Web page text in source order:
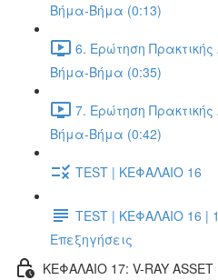
Βήμα-Βήμα (0:13)
6. Ερώτηση
Βήμα-Βήμα (0:35)
7. Ερώτηση
Βήμα-Βήμα (0:42)
TEST | ΚΕΦΑΛΑΙΟ 16
TEST | ΚΕΦΑΛΑΙΟ 16 |
Επεξηγήσεις
ΚΕΦΑΛΑΙΟ 17: V-RAY